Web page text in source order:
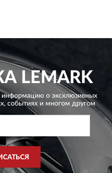
LEMARK
о эксклюзивных
событиях и многом другом